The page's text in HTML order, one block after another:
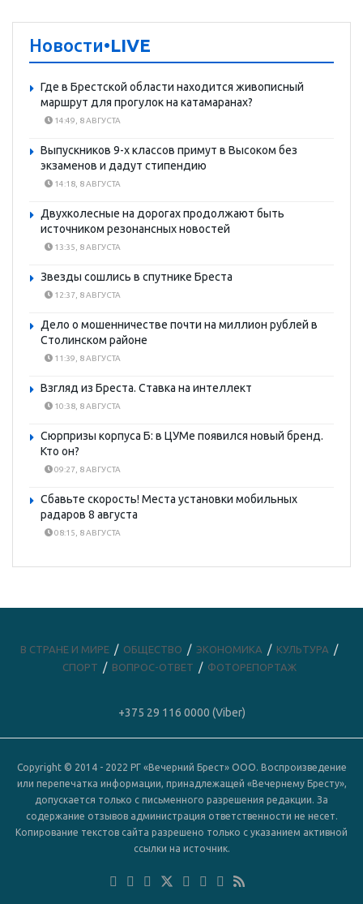
Новости•LIVE
Где в Брестской области находится живописный
маршрут для прогулок на катамаранах?
14:49, 8 АВГУСТА
Выпускников 9-х классов примут в Высоком без
экзаменов и дадут стипендию
14:18, 8 АВГУСТА
Двухколесные на дорогах продолжают быть
источником резонансных новостей
13:35, 8 АВГУСТА
Звезды сошлись в спутнике Бреста
12:37, 8 АВГУСТА
Дело о мошенничестве почти на миллион рублей в
Столинском районе
11:39, 8 АВГУСТА
Взгляд из Бреста. Ставка на интеллект
10:38, 8 АВГУСТА
Сюрпризы корпуса Б: в ЦУМе появился новый бренд.
Кто он?
09:27, 8 АВГУСТА
Сбавьте скорость! Места установки мобильных
радаров 8 августа
08:15, 8 АВГУСТА
В СТРАНЕ И МИРЕ ОБЩЕСТВО ЭКОНОМИКА
КУЛЬТУРА
СПОРТ
ВОПРОС-ОТВЕТ ФОТОРЕПОРТАЖ
+375 29 116 0000 (Viber)
Copyright © 2014 - 2022 РГ «Вечерний Брест» ООО. Воспроизведение
или перепечатка информации, принадлежащей «Вечернему Бресту»,
допускается только с письменного разрешения редакции. За
содержание отзывов администрация ответственности не несет.
Копирование текстов сайта разрешено только с указанием активной
ссылки на источник.